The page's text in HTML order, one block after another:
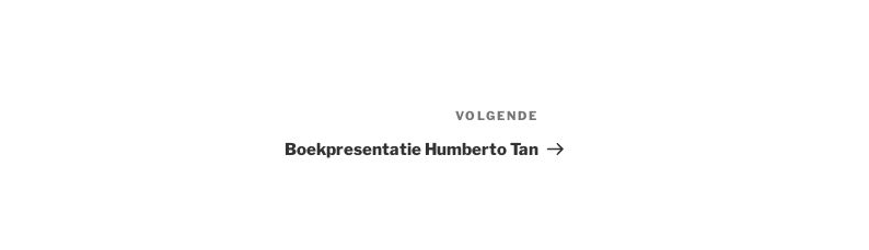
bericht
VOLGENDE
Boekpresentatie Humberto Tan